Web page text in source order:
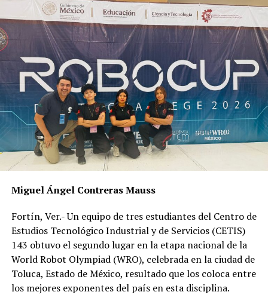
pues los precios en particular se los elevan, a diferencia
de cuando los compra el sector Salud directo a la
farmacéutica.
Es por ello que la campaña que iniciaron, será
presentando a los pacientes, quienes pedirán de viva voz
el apoyo de las autoridades estatales y federales para
poder continuar con sus tratamientos.
RELATED TOPICS:
DESPUÉS
Hispano separa a dos profesores acusados de acoso
ANTES
Culpan empresas de bloquear compra medicamentos
para cáncer
Miguel Ángel Contreras Mauss
Fortín, Ver.- Un equipo de tres estudiantes del Centro de
Estudios Tecnológico Industrial y de Servicios (CETIS)
143 obtuvo el segundo lugar en la etapa nacional de la
World Robot Olympiad (WRO), celebrada en la ciudad de
Toluca, Estado de México, resultado que los coloca entre
los mejores exponentes del país en esta disciplina.